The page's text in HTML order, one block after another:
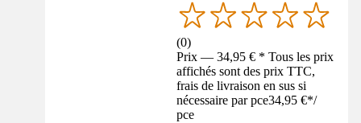
(0)
Prix — 34,95 € * Tous les prix
affichés sont des prix TTC,
frais de livraison en sus si
nécessaire par pce34,95 €*/
pce